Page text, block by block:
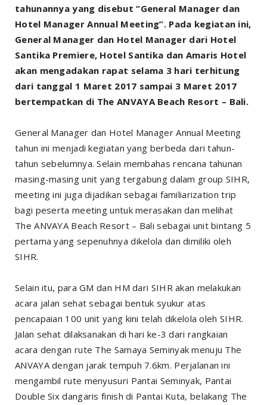
tahunannya yang disebut “General Manager dan
Hotel Manager Annual Meeting”. Pada kegiatan ini,
General Manager dan Hotel Manager dari Hotel
Santika Premiere, Hotel Santika dan Amaris Hotel
akan mengadakan rapat selama 3 hari terhitung
dari tanggal 1 Maret 2017 sampai 3 Maret 2017
bertempatkan di The ANVAYA Beach Resort – Bali.
General Manager dan Hotel Manager Annual Meeting
tahun ini menjadi kegiatan yang berbeda dari tahun-
tahun sebelumnya. Selain membahas rencana tahunan
masing-masing unit yang tergabung dalam group SIHR,
meeting ini juga dijadikan sebagai familiarization trip
bagi peserta meeting untuk merasakan dan melihat
The ANVAYA Beach Resort – Bali sebagai unit bintang 5
pertama yang sepenuhnya dikelola dan dimiliki oleh
SIHR.
Selain itu, para GM dan HM dari SIHR akan melakukan
acara jalan sehat sebagai bentuk syukur atas
pencapaian 100 unit yang kini telah dikelola oleh SIHR.
Jalan sehat dilaksanakan di hari ke-3 dari rangkaian
acara dengan rute The Samaya Seminyak menuju The
ANVAYA dengan jarak tempuh 7.6km. Perjalanan ini
mengambil rute menyusuri Pantai Seminyak, Pantai
Double Six dangaris finish di Pantai Kuta, belakang The